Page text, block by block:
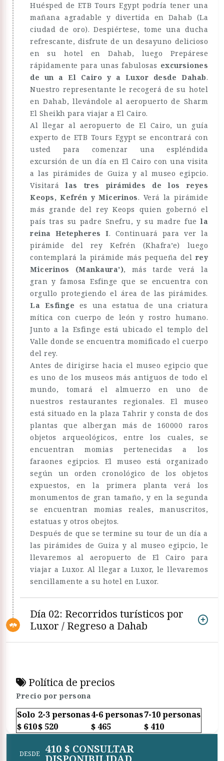
Huésped de ETB Tours Egypt podría tener una
mañana agradable y divertida en Dahab (La
ciudad de oro). Despiértese, tome una ducha
refrescante, disfrute de un desayuno delicioso
en su hotel en Dahab, luego Prepárese
rápidamente para unas fabulosas excursiones
de un a El Cairo y a Luxor desde Dahab.
Nuestro representante le recogerá de su hotel
en Dahab, llevándole al aeropuerto de Sharm
El Sheikh para viajar a El Cairo.
Al llegar al aeropuerto de El Cairo, un guía
experto de ETB Tours Egypt se encontrará con
usted para comenzar una espléndida
excursión de un día en El Cairo con una visita
a las pirámides de Guiza y al museo egipcio.
Visitarálas tres pirámides de los reyes
Keops, Kefrén y Micerinos. Verá la pirámide
más grande del rey Keops quien gobernó el
país tras su padre Snefru, y su madre fuela
reina Hetepheres I. Continuará para ver la
pirámide del rey Kefrén (Khafra’e) luego
contemplará la pirámide más pequeña del rey
Micerinos (Mankaura’), más tarde verá la
gran y famosa Esfinge que se encuentra con
orgullo protegiendo el área de las pirámides.
La Esfinge es una estatua de una criatura
mítica con cuerpo de león y rostro humano.
Junto a la Esfinge está ubicado el templo del
Valle donde se encuentra momificado el cuerpo
del rey.
Antes de dirigirse hacia el museo egipcio que
es uno de los museos más antiguos de todo el
mundo, tomará el almuerzo en uno de
nuestros restaurantes regionales. El museo
está situado en la plaza Tahrir y consta de dos
plantas que albergan más de 160000 raros
objetos arqueológicos, entre los cuales, se
encuentran momias pertenecidas a los
faraones egipcios. El museo está organizado
según un orden cronológico de los objetos
expuestos, en la primera planta verá los
monumentos de gran tamaño, y en la segunda
se encuentran momias reales, manuscritos,
estatuas y otros obejtos.
Después de que se termine su tour de un día a
las pirámides de Guiza y al museo egipcio, le
llevaremos al aeropuerto de El Cairo para
viajar a Luxor. Al llegar a Luxor, le llevaremos
sencillamente a su hotel en Luxor.
Día 02: Recorridos turísticos por
Luxor / Regreso a Dahab
Política de precios
Precio por persona
Solo 2-3 personas4-6 personas7-10 personas
$ 610$ 520 $ 465 $ 410
DESDE 410 $ CONSULTAR